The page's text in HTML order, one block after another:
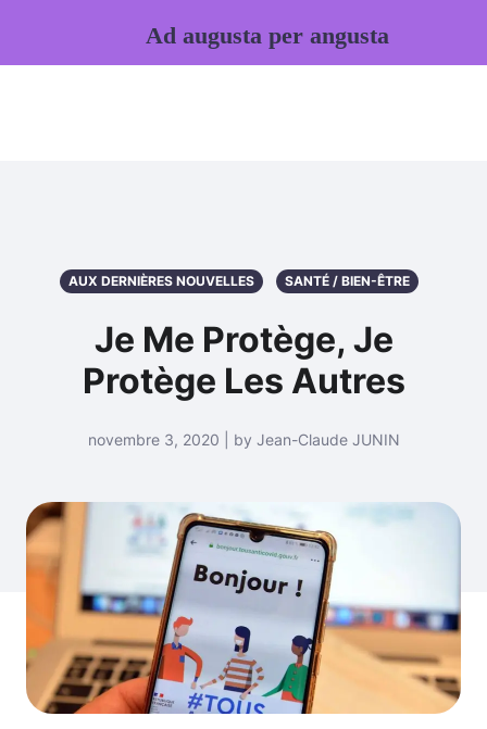
AUX DERNIÈRES NOUVELLES SANTÉ / BIEN-ÊTRE
Je Me Protège, Je
Protège Les Autres
novembre 3, 2020 | by Jean-Claude JUNIN
Ad augusta per angusta